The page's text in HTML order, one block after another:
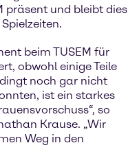
präsent und bleibt dies
beim TUSEM für
obwohl einige Teile
noch gar nicht
ist ein starkes
so
Krause. „Wir
Weg in den